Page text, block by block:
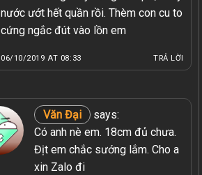
nước ướt hết quần rồi. Thèm con cu to
cứng ngắc đút vào lồn em
06/10/2019 AT 08:33 TRẢ LỜI
Văn Đại
says:
Có anh nè em. 18cm đủ chưa.
Địt em chắc sướng lắm. Cho a
xin Zalo đi